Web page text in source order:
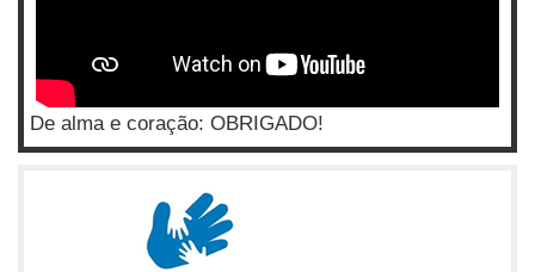
De alma e coração: OBRIGADO!